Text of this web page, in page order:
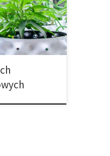
żyzność,
rośliny. W tym
jak działają
są […]